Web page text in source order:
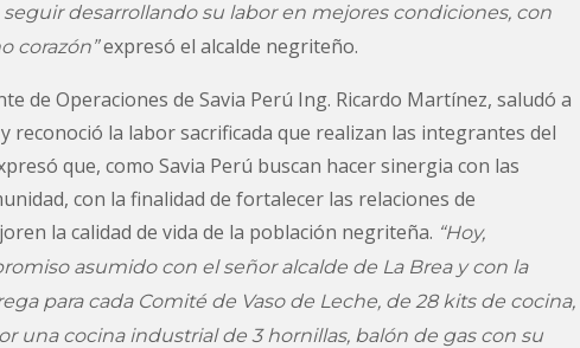
desarrollando su labor en mejores condiciones, con
corazón”expresó el alcalde negriteño.
de Operaciones de Savia Perú Ing. Ricardo Martínez, saludó a
reconoció la labor sacrificada que realizan las integrantes del
que, como Savia Perú buscan hacer sinergia con las
con la finalidad de fortalecer las relaciones de
la calidad de vida de la población negriteña. “Hoy,
asumido con el señor alcalde de La Brea y con la
para cada Comité de Vaso de Leche, de 28 kits de cocina,
una cocina industrial de 3 hornillas, balón de gas con su